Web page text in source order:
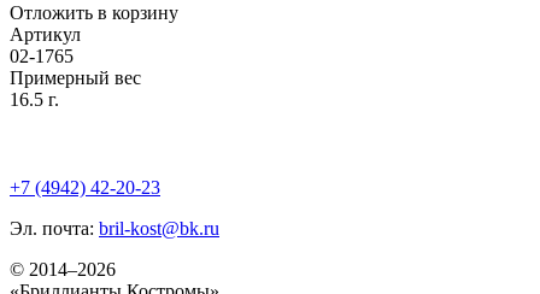
Отложить в корзину
Артикул
02-1765
Примерный вес
16.5 г.
+7 (4942) 42-20-23
Эл. почта: bril-kost@bk.ru
© 2014–2026